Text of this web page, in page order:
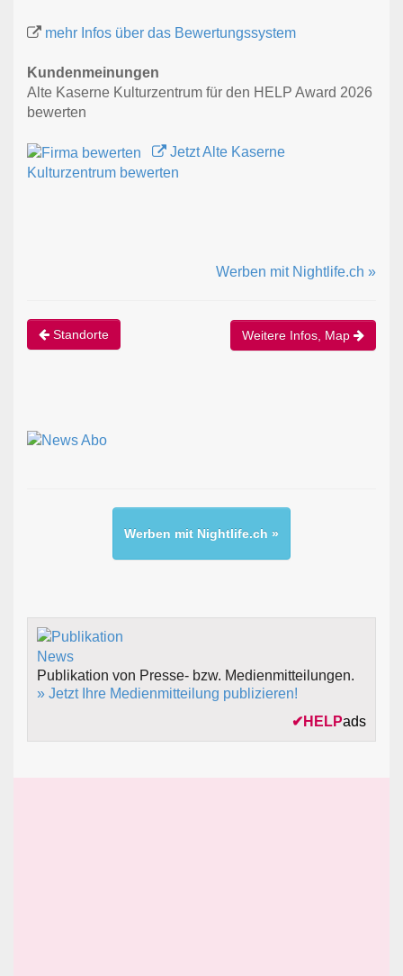
mehr Infos über das Bewertungssystem
Kundenmeinungen
Alte Kaserne Kulturzentrum für den HELP Award 2026
bewerten
Jetzt Alte Kaserne
Kulturzentrum bewerten
Werben mit Nightlife.ch »
Standorte Weitere Infos, Map
Werben mit Nightlife.ch »
Publikation von Presse- bzw. Medienmitteilungen.
» Jetzt Ihre Medienmitteilung publizieren!
✔ HELPads